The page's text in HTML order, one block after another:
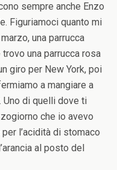
sempre anche Enzo
Figuriamoci quanto mi
una parrucca
una parrucca rosa
giro per New York, poi
a mangiare a
Uno di quelli dove ti
che io avevo
l’acidità di stomaco
al posto del